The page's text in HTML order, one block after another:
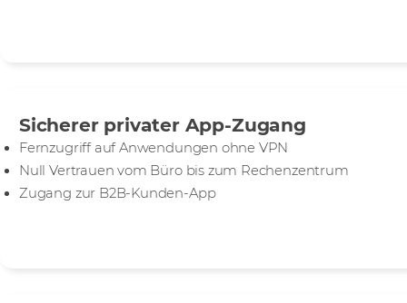
Sicherer privater App-Zugang
Fernzugriff auf Anwendungen ohne VPN
Null Vertrauen vom Büro bis zum Rechenzentrum
Zugang zur B2B-Kunden-App